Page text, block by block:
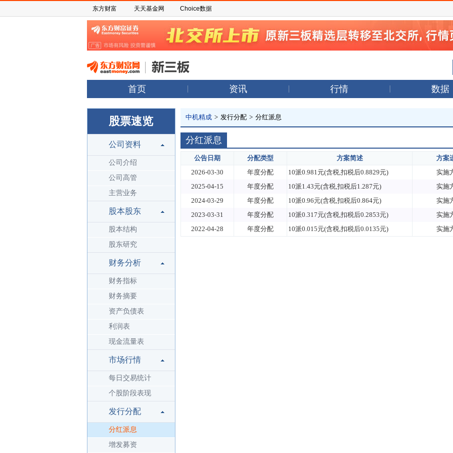
东方财富 天天基金网 Choice数据
首页 资讯 行情 数据
股票速览
公司资料
公司介绍
公司高管
主营业务
股本股东
股本结构
股东研究
财务分析
财务指标
财务摘要
资产负债表
利润表
现金流量表
市场行情
每日交易统计
个股阶段表现
发行分配
分红派息
增发募资
中机精成 > 发行分配 > 分红派息
分红派息
公告日期 分配类型 方案简述 方案
2026-03-30
年度分配 10派0.981元(含税,扣税后0.8829元) 实施
2025-04-15
年度分配 10派1.43元(含税,扣税后1.287元) 实施
2024-03-29
年度分配 10派0.96元(含税,扣税后0.864元) 实施
2023-03-31
年度分配 10派0.317元(含税,扣税后0.2853元) 实施
2022-04-28
年度分配 10派0.015元(含税,扣税后0.0135元) 实施